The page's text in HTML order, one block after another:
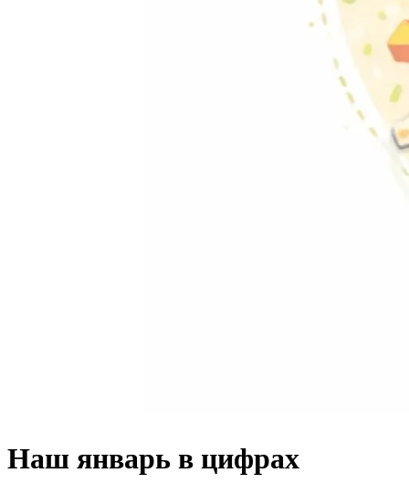
Наш январь в цифрах